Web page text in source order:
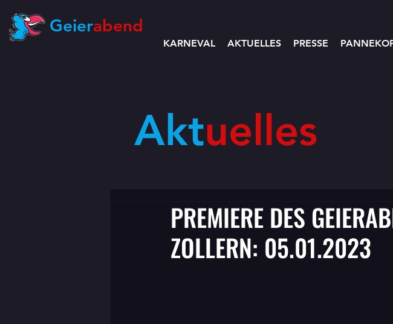
Geierabend
KARNEVAL AKTUELLES PRESSE
Aktuelles
PREMIERE DES
ZOLLERN: 05.01.2023